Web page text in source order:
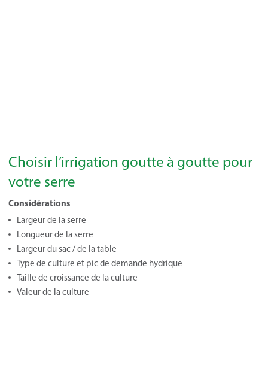
Choisir l’irrigation goutte à goutte pour
votre serre
Considérations
Largeur de la serre
Longueur de la serre
Largeur du sac / de la table
Type de culture et pic de demande hydrique
Taille de croissance de la culture
Valeur de la culture